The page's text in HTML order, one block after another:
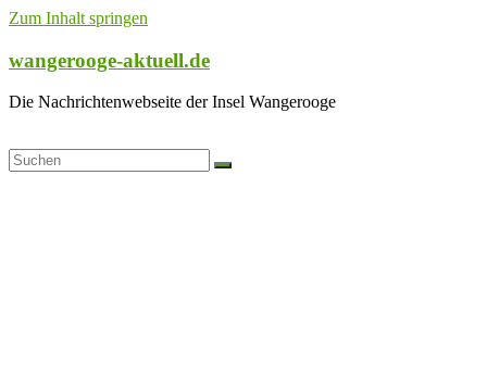
Zum Inhalt springen
wangerooge-aktuell.de
Die Nachrichtenwebseite der Insel Wangerooge